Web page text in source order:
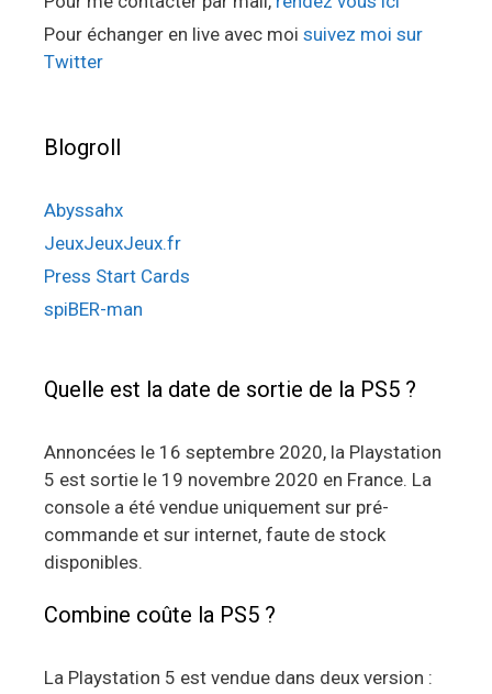
Pour échanger en live avec moi suivez moi sur
Twitter
Blogroll
Abyssahx
JeuxJeuxJeux.fr
Press Start Cards
spiBER-man
Quelle est la date de sortie de la PS5 ?
Annoncées le 16 septembre 2020, la Playstation
5 est sortie le 19 novembre 2020 en France. La
console a été vendue uniquement sur pré-
commande et sur internet, faute de stock
disponibles.
Combine coûte la PS5 ?
La Playstation 5 est vendue dans deux version :